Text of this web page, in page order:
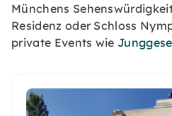
Münchens
Residenz oder Schloss
private Events wie